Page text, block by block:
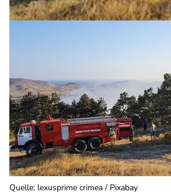
Quelle: lexusprime crimea / Pixabay